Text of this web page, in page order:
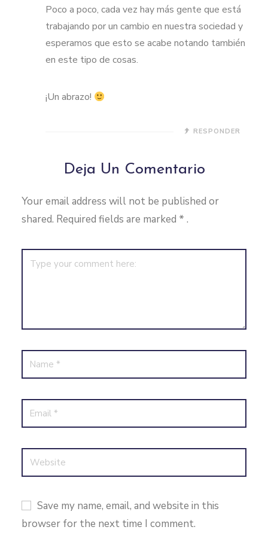
Poco a poco, cada vez hay más gente que está
trabajando por un cambio en nuestra sociedad y
esperamos que esto se acabe notando también
en este tipo de cosas.
¡Un abrazo!
RESPONDER
Deja Un Comentario
Your email address will not be published or
shared. Required fields are marked * .
Save my name, email, and website in this
browser for the next time I comment.